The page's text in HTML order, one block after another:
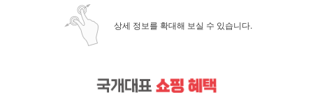
상세 정보를 확대해 보실 수 있습니다.